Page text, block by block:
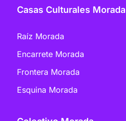
Casas Culturales Morada
Raíz Morada
Encarrete Morada
Frontera Morada
Esquina Morada